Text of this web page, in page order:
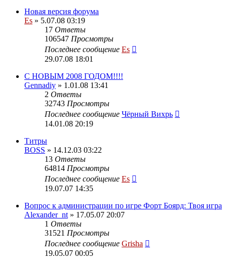
Новая версия форума
Es » 5.07.08 03:19
17 Ответы
106547 Просмотры
Последнее сообщение Es
29.07.08 18:01
C НОВЫМ 2008 ГОДОМ!!!!
Gennadiy » 1.01.08 13:41
2 Ответы
32743 Просмотры
Последнее сообщение Чёрный Вихрь
14.01.08 20:19
Титры
BOSS » 14.12.03 03:22
13 Ответы
64814 Просмотры
Последнее сообщение Es
19.07.07 14:35
Вопрос к администрации по игре Форт Боярд: Твоя игра
Alexander_nt » 17.05.07 20:07
1 Ответы
31521 Просмотры
Последнее сообщение Grisha
19.05.07 00:05